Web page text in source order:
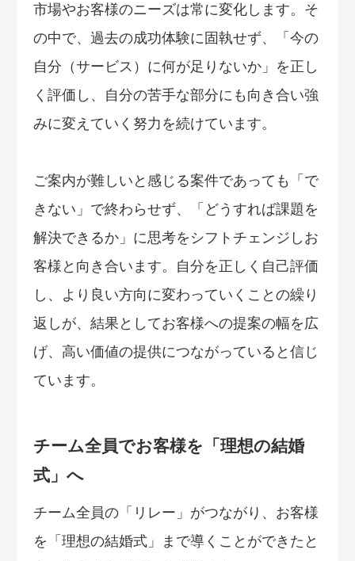
市場やお客様のニーズは常に変化します。そ
の中で、過去の成功体験に固執せず、「今の
自分（サービス）に何が足りないか」を正し
く評価し、自分の苦手な部分にも向き合い強
みに変えていく努力を続けています。
ご案内が難しいと感じる案件であっても「で
きない」で終わらせず、「どうすれば課題を
解決できるか」に思考をシフトチェンジしお
客様と向き合います。自分を正しく自己評価
し、より良い方向に変わっていくことの繰り
返しが、結果としてお客様への提案の幅を広
げ、高い価値の提供につながっていると信じ
ています。
チーム全員でお客様を「理想の結婚
式」へ
チーム全員の「リレー」がつながり、お客様
を「理想の結婚式」まで導くことができたと